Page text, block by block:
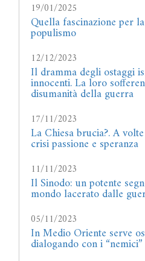
19/01/2025
Quella fascinazione per
populismo
12/12/2023
Il dramma degli ostaggi
innocenti. La loro
disumanità della guerra
17/11/2023
La Chiesa brucia?. A
crisi passione e speranza
11/11/2023
Il Sinodo: un potente
mondo lacerato dalle
05/11/2023
In Medio Oriente serve
dialogando con i “nemici”